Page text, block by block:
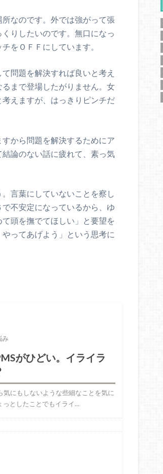
なのです。外では強がって張
りしたいのです。無口になっ
をＯＦＦにしています。
問題を解決すれば良いと考え
まで登場したがりません。女
えますが、はっきりピンチだ
から問題を解決するためにア
論のない話に疲れて、素っ気
言葉にしていないことを察し
不安定になっているから、ゆ
頭を撫でてほしい」と要望を
ってあげよう」という思考に
み
がひどい。イライラ
気にもしないような些細なことを気に
っとしたことでもイライ…